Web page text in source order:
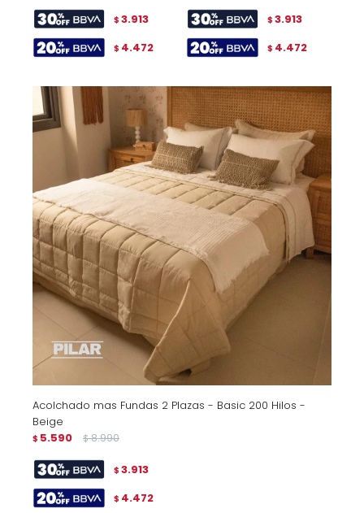
$ 3.913
$ 4.472
$ 3.913
$ 4.472
Acolchado mas Fundas 2 Plazas - Basic 200 Hilos -
Beige
$ 5.590 $ 8.990
$ 3.913
$ 4.472